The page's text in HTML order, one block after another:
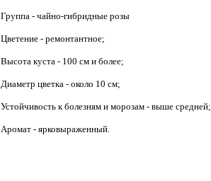
Группа - чайно-гибридные розы
Цветение - ремонтантное;
Высота куста - 100 см и более;
Диаметр цветка - около 10 см;
Устойчивость к болезням и морозам - выше средней;
Аромат - ярковыраженный.